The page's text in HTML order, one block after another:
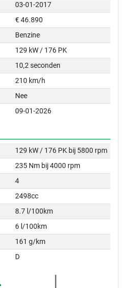
03-01-2017
€ 46.890
Benzine
129 kW / 176 PK
10,2 seconden
210 km/h
Nee
09-01-2026
129 kW / 176 PK bij 5800 rpm
235 Nm bij 4000 rpm
4
2498cc
8.7 l/100km
6 l/100km
161 g/km
D